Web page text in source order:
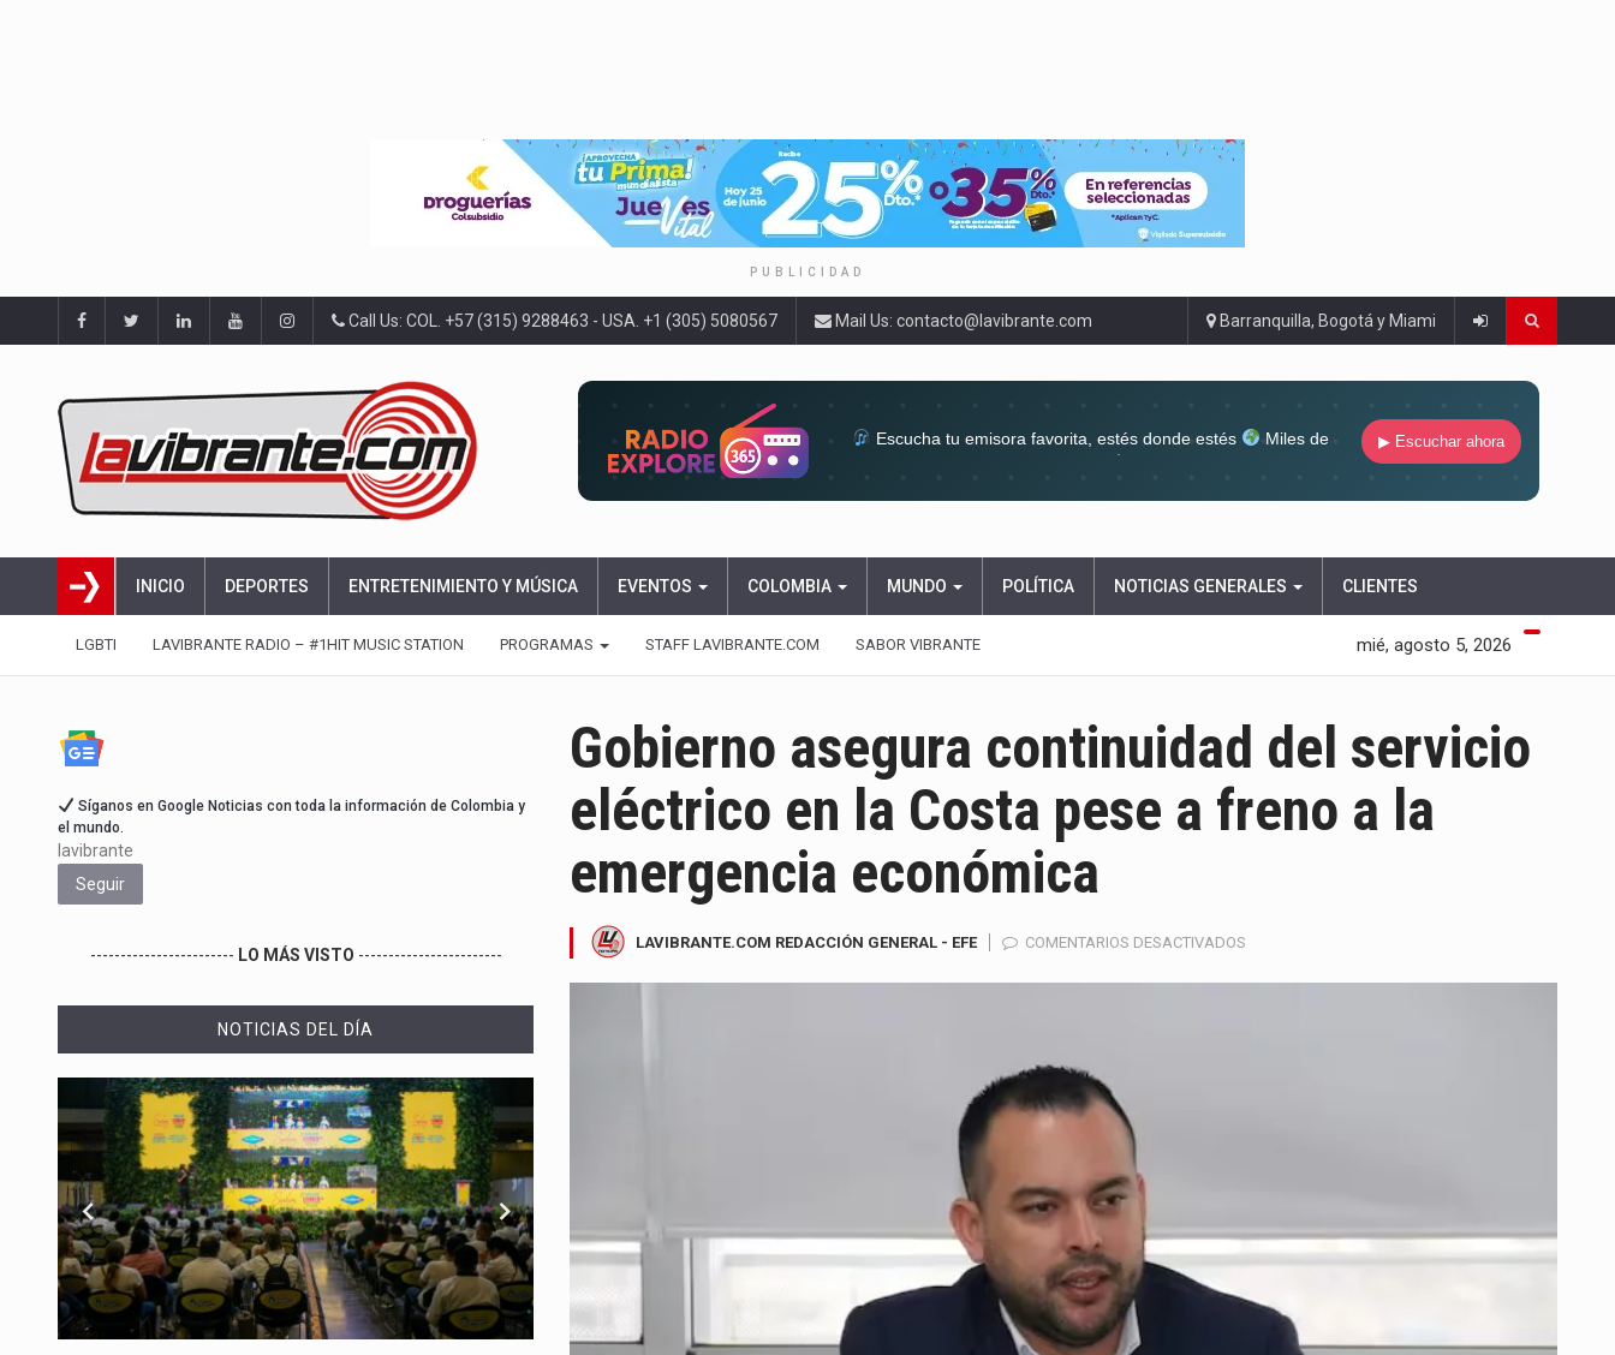
PUBLICIDAD
Call Us: COL. +57 (315) 9288463 - USA. +1 (305) 5080567 Mail Us: contacto@lavibrante.com Barranquilla, Bogotá y Miami
Escucha tu emisora favorita, estés donde estés
Miles de
▶ Escuchar ahora
INICIO DEPORTES ENTRETENIMIENTO Y MÚSICA EVENTOS COLOMBIA MUNDO POLÍTICA NOTICIAS GENERALES CLIENTES
LGBTI LAVIBRANTE RADIO – #1HIT MUSIC STATION PROGRAMAS STAFF LAVIBRANTE.COM SABOR VIBRANTE mié, agosto 5, 2026
Gobierno asegura continuidad del servicio
eléctrico en la Costa pese a freno a la
emergencia económica
LAVIBRANTE.COM REDACCIÓN GENERAL - EFE COMENTARIOS DESACTIVADOS
FRENO
A
EMERGENCIA
ECONÓMICA
Síganos en Google Noticias con toda la información de Colombia y
el mundo.
lavibrante
Seguir
------------------------ LO MÁS VISTO ------------------------
NOTICIAS DEL DÍA